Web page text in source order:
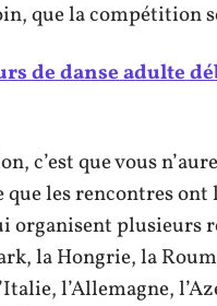
que la compétition
de danse adulte
c’est que vous
que les rencontres
organisent plusieurs
la Hongrie, la
l’Allemagne,